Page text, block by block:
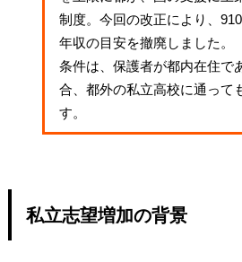
制度。今回の改正により、
年収の目安を撤廃しました。
条件は、保護者が都内在住で
合、都外の私立高校に通って
す。
私立志望増加の背景